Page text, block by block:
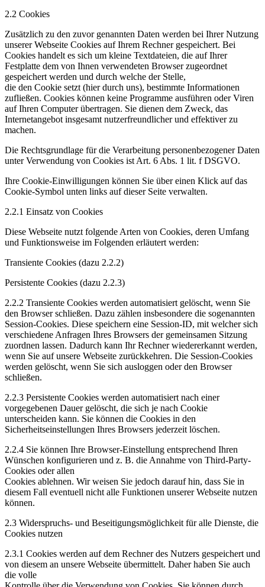
2.2 Cookies
Zusätzlich zu den zuvor genannten Daten werden bei Ihrer Nutzung
unserer Webseite Cookies auf Ihrem Rechner gespeichert. Bei
Cookies handelt es sich um kleine Textdateien, die auf Ihrer
Festplatte dem von Ihnen verwendeten Browser zugeordnet
gespeichert werden und durch welche der Stelle,
die den Cookie setzt (hier durch uns), bestimmte Informationen
zufließen. Cookies können keine Programme ausführen oder Viren
auf Ihren Computer übertragen. Sie dienen dem Zweck, das
Internetangebot insgesamt nutzerfreundlicher und effektiver zu
machen.
Die Rechtsgrundlage für die Verarbeitung personenbezogener Daten
unter Verwendung von Cookies ist Art. 6 Abs. 1 lit. f DSGVO.
Ihre Cookie-Einwilligungen können Sie über einen Klick auf das
Cookie-Symbol unten links auf dieser Seite verwalten.
2.2.1 Einsatz von Cookies
Diese Webseite nutzt folgende Arten von Cookies, deren Umfang
und Funktionsweise im Folgenden erläutert werden:
Transiente Cookies (dazu 2.2.2)
Persistente Cookies (dazu 2.2.3)
2.2.2 Transiente Cookies werden automatisiert gelöscht, wenn Sie
den Browser schließen. Dazu zählen insbesondere die sogenannten
Session-Cookies. Diese speichern eine Session-ID, mit welcher sich
verschiedene Anfragen Ihres Browsers der gemeinsamen Sitzung
zuordnen lassen. Dadurch kann Ihr Rechner wiedererkannt werden,
wenn Sie auf unsere Webseite zurückkehren. Die Session-Cookies
werden gelöscht, wenn Sie sich ausloggen oder den Browser
schließen.
2.2.3 Persistente Cookies werden automatisiert nach einer
vorgegebenen Dauer gelöscht, die sich je nach Cookie
unterscheiden kann. Sie können die Cookies in den
Sicherheitseinstellungen Ihres Browsers jederzeit löschen.
2.2.4 Sie können Ihre Browser-Einstellung entsprechend Ihren
Wünschen konfigurieren und z. B. die Annahme von Third-Party-
Cookies oder allen
Cookies ablehnen. Wir weisen Sie jedoch darauf hin, dass Sie in
diesem Fall eventuell nicht alle Funktionen unserer Webseite nutzen
können.
2.3 Widerspruchs- und Beseitigungsmöglichkeit für alle Dienste, die
Cookies nutzen
2.3.1 Cookies werden auf dem Rechner des Nutzers gespeichert und
von diesem an unsere Webseite übermittelt. Daher haben Sie auch
die volle